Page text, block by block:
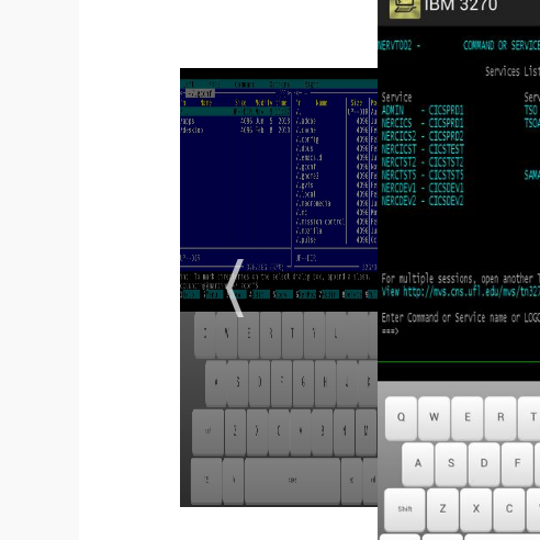
ANSI：ANSI 3.64，SCOANSI，AT386，Linux控制台
数字：VT100，VT220，VT220-7，VT320，VT320-7，
IBM：TN3270E型号2-5，TN5250型号3179-2 / 3477-FC /
Wyse / TVI：Wyse 50，Wyse 60，Wyse 60-25，Televideo
其他：ATT 4410，ADM1，PCTERM，TTY
感谢您的宝贵意见。如有任何反馈，请发送电子邮件至
档，请访问http://www.centurysoftware.com/products/。
更新日志
- 多项数据错误修复
- 多项性能提升
- 增加中文语言支持
-修复已知的bug